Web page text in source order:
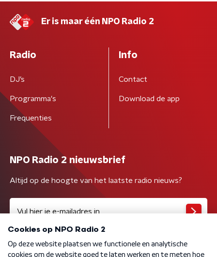
Er is maar één NPO Radio 2
Radio
DJ’s
Programma's
Frequenties
Info
Contact
Download de app
NPO Radio 2 nieuwsbrief
Altijd op de hoogte van het laatste radio nieuws?